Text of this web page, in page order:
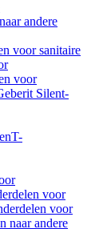
andere
voor sanitaire
voor
Silent-
T-
voor
voor
naar andere